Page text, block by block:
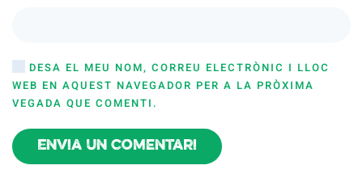
DESA EL MEU NOM, CORREU ELECTRÒNIC I LLOC
WEB EN AQUEST NAVEGADOR PER A LA PRÒXIMA
VEGADA QUE COMENTI.
Envia un comentari